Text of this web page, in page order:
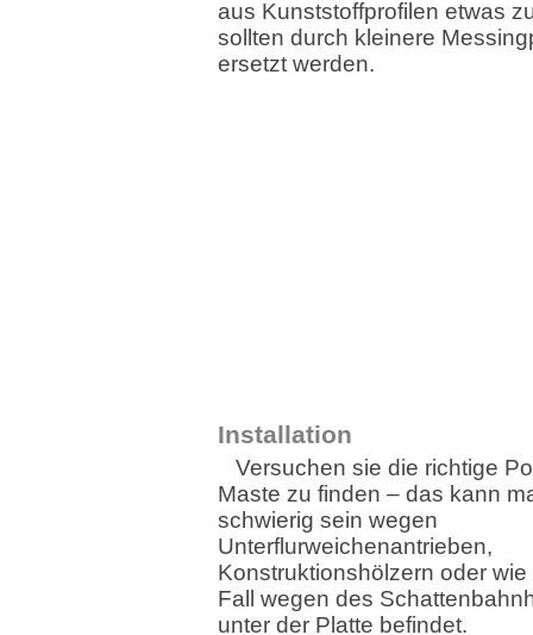
aus Kunststoffprofilen etwas
sollten durch kleinere
ersetzt werden.
Installation
Versuchen sie die richtige
Maste zu finden – das kann
schwierig sein wegen
Unterflurweichenantrieben,
Konstruktionshölzern oder
Fall wegen des
unter der Platte befindet.